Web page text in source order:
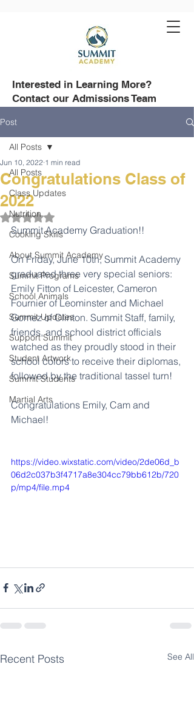
Interested in Learning More?
Contact our Admissions Team
Post
All Posts
Class Updates
Nutrition
Cooking Skills
About Summit Academy
Summit Programs
School Animals
Summit Updates
Support Summit
Student Artwork
Summit Students
Martial Arts
All Posts
Congratulations Class of
2022
Jun 10, 2022 1 min read
Rated NaN out of 5 stars.
Summit Academy Graduation!!
On Friday, June 10th, Summit Academy
graduated three very special seniors:
Emily Fitton of Leicester, Cameron
Fournier of Leominster and Michael
Gomez of Clinton. Summit Staff, family,
friends, and school district officials
watched as they proudly stood in their
school colors to receive their diplomas,
followed by the traditional tassel turn!
Congratulations Emily, Cam and
Michael!
https://video.wixstatic.com/video/2de06d_b
06d2c037b3f4717a8e304cc79bb612b/720
p/mp4/file.mp4
Recent Posts See All